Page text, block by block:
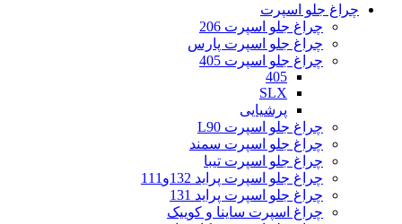
چراغ جلو اسپرت
چراغ جلو اسپرت 206
چراغ جلو اسپرت پارس
چراغ جلو اسپرت 405
405
SLX
پرشیایی
چراغ جلو اسپرت L90
چراغ جلو اسپرت سمند
چراغ جلو اسپرت تیبا
چراغ جلو اسپرت پراید 132و111
چراغ جلو اسپرت پراید 131
چراغ اسپرت ساینا و کوییک